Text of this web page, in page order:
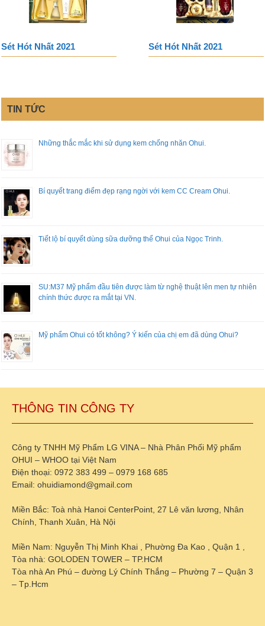
Sét Hót Nhất 2021 Sét Hót Nhất 2021
TIN TỨC
Những thắc mắc khi sử dụng kem chống nhăn Ohui.
Bí quyết trang điểm đẹp rạng ngời với kem CC Cream Ohui.
Tiết lộ bí quyết dùng sữa dưỡng thể Ohui của Ngọc Trinh.
SU:M37 Mỹ phẩm đầu tiên được làm từ nghệ thuật lên men tự nhiên
chính thức được ra mắt tại VN.
Mỹ phẩm Ohui có tốt không? Ý kiến của chị em đã dùng Ohui?
THÔNG TIN CÔNG TY
Công ty TNHH Mỹ Phẩm LG VINA – Nhà Phân Phối Mỹ phẩm
OHUI – WHOO tại Việt Nam
Điện thoại: 0972 383 499 – 0979 168 685
Email: ohuidiamond@gmail.com
Miền Bắc: Toà nhà Hanoi CenterPoint, 27 Lê văn lương, Nhân
Chính, Thanh Xuân, Hà Nội
Miền Nam: Nguyễn Thị Minh Khai , Phường Đa Kao , Quận 1 ,
Tòa nhà: GOLODEN TOWER – TP.HCM
Tòa nhà An Phú – đường Lý Chính Thắng – Phường 7 – Quận 3
– Tp.Hcm